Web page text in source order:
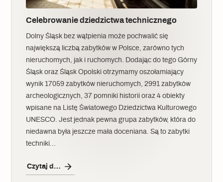
Celebrowanie dziedzictwa technicznego
Dolny Śląsk bez wątpienia może pochwalić się
największą liczbą zabytków w Polsce, zarówno tych
nieruchomych, jak i ruchomych. Dodając do tego Górny
Śląsk oraz Śląsk Opolski otrzymamy oszołamiający
wynik 17059 zabytków nieruchomych, 2991 zabytków
archeologicznych, 37 pomniki historii oraz 4 obiekty
wpisane na Listę Światowego Dziedzictwa Kulturowego
UNESCO. Jest jednak pewna grupa zabytków, która do
niedawna była jeszcze mała doceniana. Są to zabytki
techniki…
Czytaj dalej